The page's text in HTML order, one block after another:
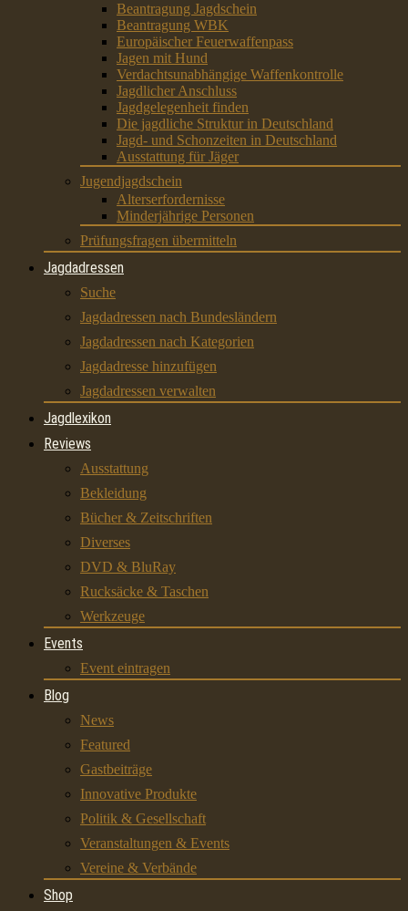
Beantragung Jagdschein
Beantragung WBK
Europäischer Feuerwaffenpass
Jagen mit Hund
Verdachtsunabhängige Waffenkontrolle
Jagdlicher Anschluss
Jagdgelegenheit finden
Die jagdliche Struktur in Deutschland
Jagd- und Schonzeiten in Deutschland
Ausstattung für Jäger
Jugendjagdschein
Alterserfordernisse
Minderjährige Personen
Prüfungsfragen übermitteln
Jagdadressen
Suche
Jagdadressen nach Bundesländern
Jagdadressen nach Kategorien
Jagdadresse hinzufügen
Jagdadressen verwalten
Jagdlexikon
Reviews
Ausstattung
Bekleidung
Bücher & Zeitschriften
Diverses
DVD & BluRay
Rucksäcke & Taschen
Werkzeuge
Events
Event eintragen
Blog
News
Featured
Gastbeiträge
Innovative Produkte
Politik & Gesellschaft
Veranstaltungen & Events
Vereine & Verbände
Shop